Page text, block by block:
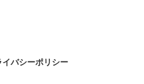
イバシーポリシー